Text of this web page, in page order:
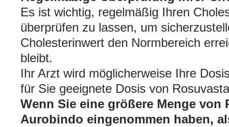
Es ist wichtig, regelmäßig Ihren
überprüfen zu lassen, um
Cholesterinwert den Normbereich
bleibt.
Ihr Arzt wird möglicherweise Ihre
für Sie geeignete Dosis von
Wenn Sie eine größere Menge von
Aurobindo eingenommen haben,